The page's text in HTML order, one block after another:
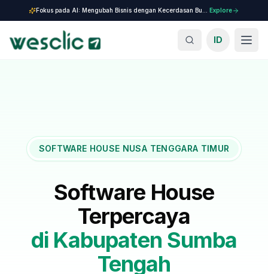
Explore
ID
SOFTWARE HOUSE NUSA TENGGARA TIMUR
Software House
Terpercaya
di Kabupaten Sumba
Tengah